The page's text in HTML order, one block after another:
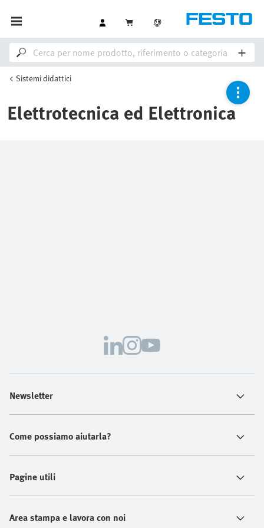
Sistemi didattici
Elettrotecnica ed Elettronica
Newsletter
Come possiamo aiutarla?
Pagine utili
Area stampa e lavora con noi